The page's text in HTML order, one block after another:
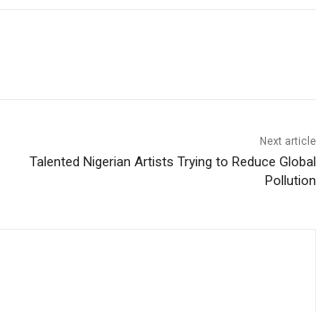
Next article
Talented Nigerian Artists Trying to Reduce Global
Pollution